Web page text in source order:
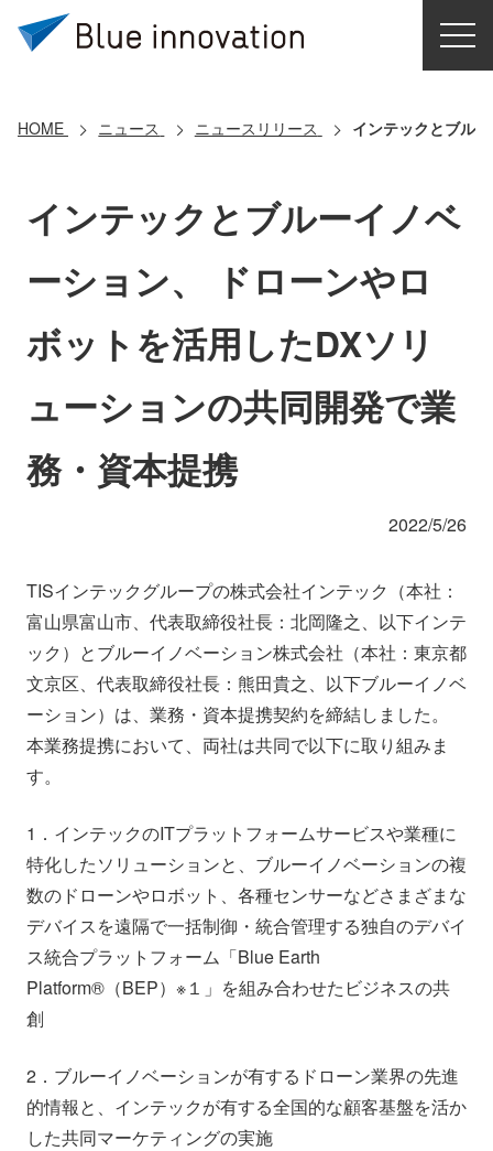
導入事例
コアテクノロジー
クラウドモビリティ研究所
お問い合わせ
ニュース
採用情報 資料ダウンロード
IR情報 English
HOME ニュース ニュースリリース インテックとブル
インテックとブルーイノベ
ーション、 ドローンやロ
ボットを活用したDXソリ
ューションの共同開発で業
務・資本提携
2022/5/26
TISインテックグループの株式会社インテック（本社：
富山県富山市、代表取締役社長：北岡隆之、以下インテ
ック）とブルーイノベーション株式会社（本社：東京都
文京区、代表取締役社長：熊田貴之、以下ブルーイノベ
ーション）は、業務・資本提携契約を締結しました。
本業務提携において、両社は共同で以下に取り組みま
す。
1．インテックのITプラットフォームサービスや業種に
特化したソリューションと、ブルーイノベーションの複
数のドローンやロボット、各種センサーなどさまざまな
デバイスを遠隔で一括制御・統合管理する独自のデバイ
ス統合プラットフォーム「Blue Earth
Platform®（BEP）※１」を組み合わせたビジネスの共
創
2．ブルーイノベーションが有するドローン業界の先進
的情報と、インテックが有する全国的な顧客基盤を活か
した共同マーケティングの実施